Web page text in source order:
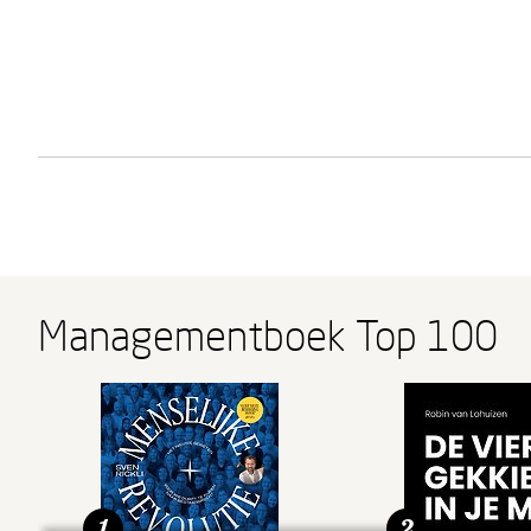
Managementboek Top 100